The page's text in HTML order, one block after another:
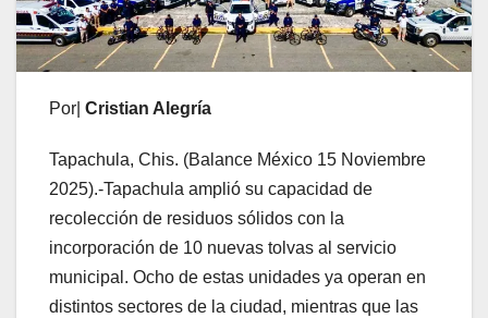
Por| Cristian Alegría
Tapachula, Chis. (Balance México 15 Noviembre
2025).-Tapachula amplió su capacidad de
recolección de residuos sólidos con la
incorporación de 10 nuevas tolvas al servicio
municipal. Ocho de estas unidades ya operan en
distintos sectores de la ciudad, mientras que las